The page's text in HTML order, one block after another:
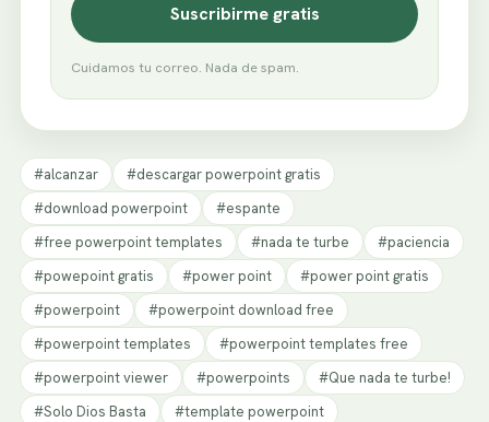
Suscribirme gratis
Cuidamos tu correo. Nada de spam.
#alcanzar
#descargar powerpoint gratis
#download powerpoint
#espante
#free powerpoint templates
#nada te turbe
#paciencia
#powepoint gratis
#power point
#power point gratis
#powerpoint
#powerpoint download free
#powerpoint templates
#powerpoint templates free
#powerpoint viewer
#powerpoints
#Que nada te turbe!
#Solo Dios Basta
#template powerpoint